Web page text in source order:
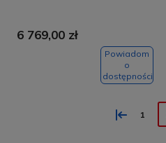
6 769,00 zł
Powiadom
o
dostępności
« 1